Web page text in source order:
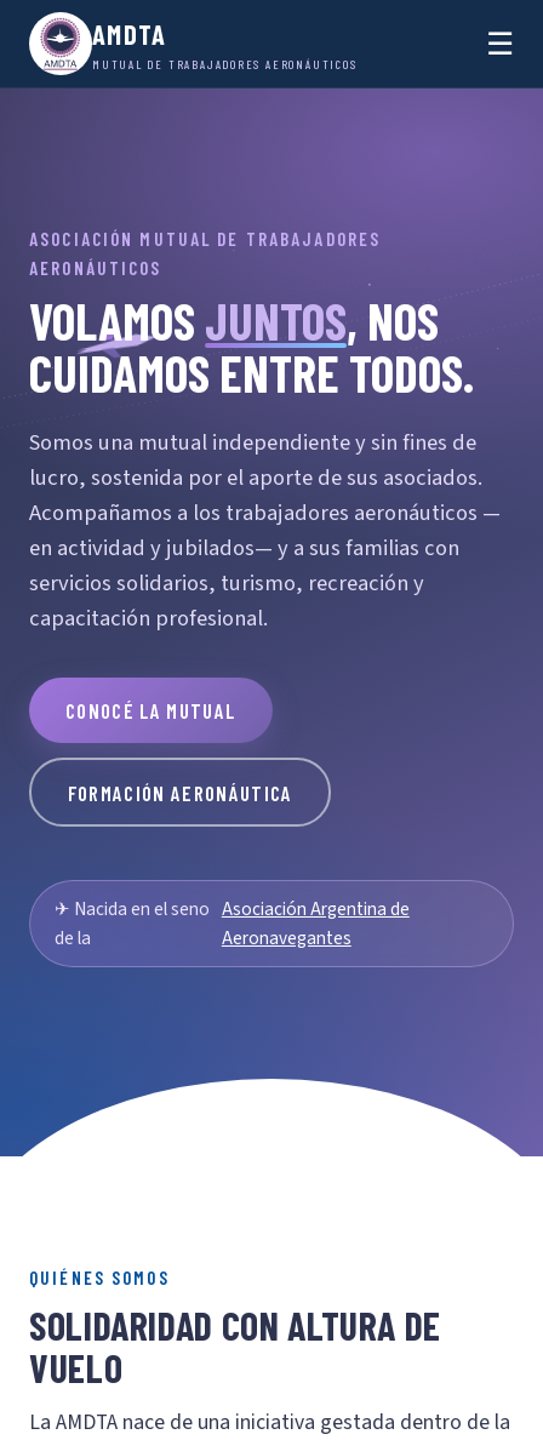
AMDTA
MUTUAL DE TRABAJADORES AERONÁUTICOS
☰
ASOCIACIÓN MUTUAL DE TRABAJADORES
AERONÁUTICOS
VOLAMOS JUNTOS, NOS
CUIDAMOS ENTRE TODOS.
Somos una mutual independiente y sin fines de
lucro, sostenida por el aporte de sus asociados.
Acompañamos a los trabajadores aeronáuticos —
en actividad y jubilados— y a sus familias con
servicios solidarios, turismo, recreación y
capacitación profesional.
CONOCÉ LA MUTUAL
FORMACIÓN AERONÁUTICA
✈ Nacida en el seno
de la
Asociación Argentina de
Aeronavegantes
QUIÉNES SOMOS
SOLIDARIDAD CON ALTURA DE
VUELO
La AMDTA nace de una iniciativa gestada dentro de la